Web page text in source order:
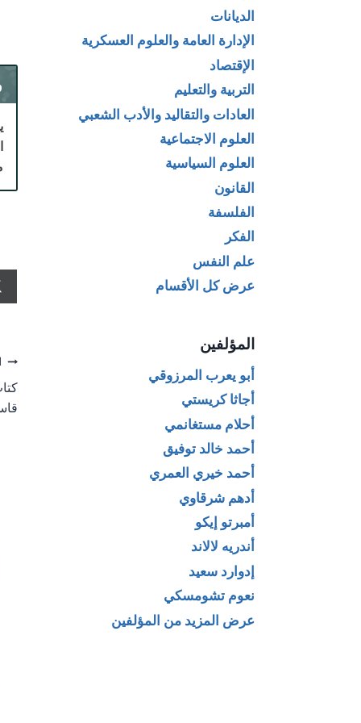
الديانات
الإدارة العامة والعلوم العسكرية
الإقتصاد
التربية والتعليم
العادات والتقاليد والأدب الشعبي
العلوم الاجتماعية
العلوم السياسية
القانون
الفلسفة
الفكر
علم النفس
عرض كل الأقسام
المؤلفين
أبو يعرب المرزوقي
أجاثا كريستي
أحلام مستغانمي
أحمد خالد توفيق
أحمد خيري العمري
أدهم شرقاوي
أمبرتو إيكو
أندريه لالاند
إدوارد سعيد
نعوم تشومسكي
عرض المزيد من المؤلفين